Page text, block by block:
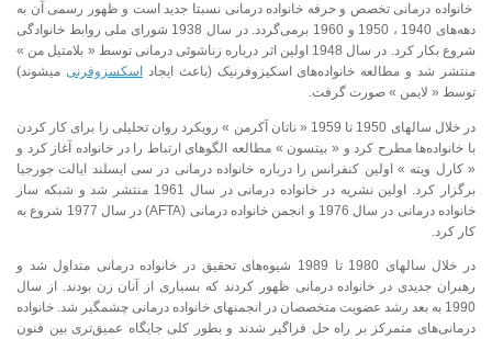
خانواده درمانی تخصص و حرفه خانواده درمانی نسبتا جدید است و ظهور رسمی آن به
دهه‌های 1940 ، 1950 و 1960 برمی‌گردد. در سال 1938 شورای ملی روابط خانوادگی
شروع بکار کرد. در سال 1948 اولین اثر درباره زناشوئی درمانی توسط « بلامتیل من »
منتشر شد و مطالعه خانواده‌های اسکیزوفرنیک (باعث ایجاد
اسکسزوفرنی میشوند)
توسط « لایمن » صورت گرفت.
در خلال سالهای 1950 تا 1959 « ناتان آکرمن » رویکرد روان تحلیلی را برای کار کردن
با خانواده‌ها مطرح کرد و « بیتسون » مطالعه الگوهای ارتباط را در خانواده آغاز کرد و
« کارل ویته » اولین کنفرانس را درباره خانواده درمانی در سی ایسلند ایالت جورجیا
برگزار کرد. اولین نشریه در خانواده درمانی در سال 1961 منتشر شد و شبکه ساز
خانواده درمانی در سال 1976 و انجمن خانواده درمانی (AFTA) در سال 1977 شروع به
کار کرد.
در خلال سالهای 1980 تا 1989 شیوه‌های تحقیق در خانواده درمانی متداول شد و
رهبران جدیدی در خانواده درمانی ظهور کردند که بسیاری از آنان زن بودند. از سال
1990 به بعد رشد عضویت متخصصان در انجمنهای خانواده درمانی چشمگیر شد. خانواده
درمانی‌های متمرکز بر راه حل فراگیر شدند و بطور کلی جایگاه عمیق‌تری بین فنون